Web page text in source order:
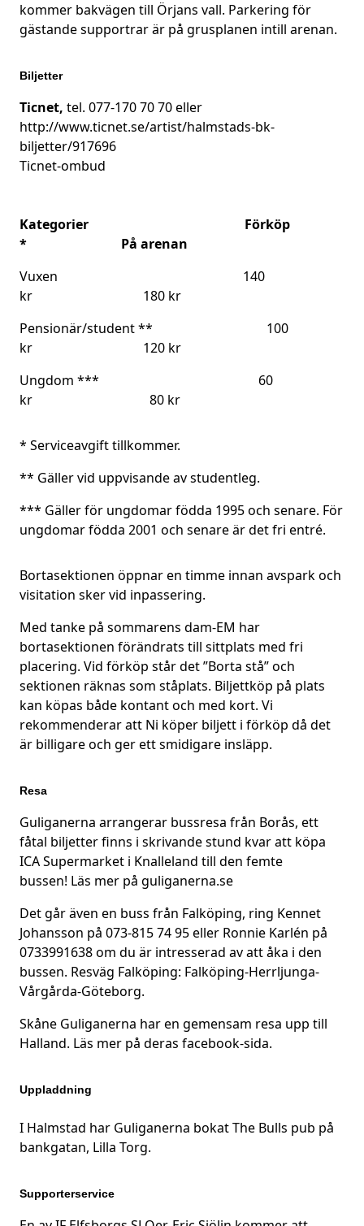
kommer bakvägen till Örjans vall. Parkering för
gästande supportrar är på grusplanen intill arenan.
Biljetter
Ticnet, tel. 077-170 70 70 eller
http://www.ticnet.se/artist/halmstads-bk-
biljetter/917696
Ticnet-ombud
Kategorier Förköp
* På arenan
Vuxen 140
kr 180 kr
Pensionär/student ** 100
kr 120 kr
Ungdom *** 60
kr 80 kr
* Serviceavgift tillkommer.
** Gäller vid uppvisande av studentleg.
*** Gäller för ungdomar födda 1995 och senare. För
ungdomar födda 2001 och senare är det fri entré.
Bortasektionen öppnar en timme innan avspark och
visitation sker vid inpassering.
Med tanke på sommarens dam-EM har
bortasektionen förändrats till sittplats med fri
placering. Vid förköp står det ”Borta stå” och
sektionen räknas som ståplats. Biljettköp på plats
kan köpas både kontant och med kort. Vi
rekommenderar att Ni köper biljett i förköp då det
är billigare och ger ett smidigare insläpp.
Resa
Guliganerna arrangerar bussresa från Borås, ett
fåtal biljetter finns i skrivande stund kvar att köpa
ICA Supermarket i Knalleland till den femte
bussen! Läs mer på guliganerna.se
Det går även en buss från Falköping, ring Kennet
Johansson på 073-815 74 95 eller Ronnie Karlén på
0733991638 om du är intresserad av att åka i den
bussen. Resväg Falköping: Falköping-Herrljunga-
Vårgårda-Göteborg.
Skåne Guliganerna har en gemensam resa upp till
Halland. Läs mer på deras facebook-sida.
Uppladdning
I Halmstad har Guliganerna bokat The Bulls pub på
bankgatan, Lilla Torg.
Supporterservice